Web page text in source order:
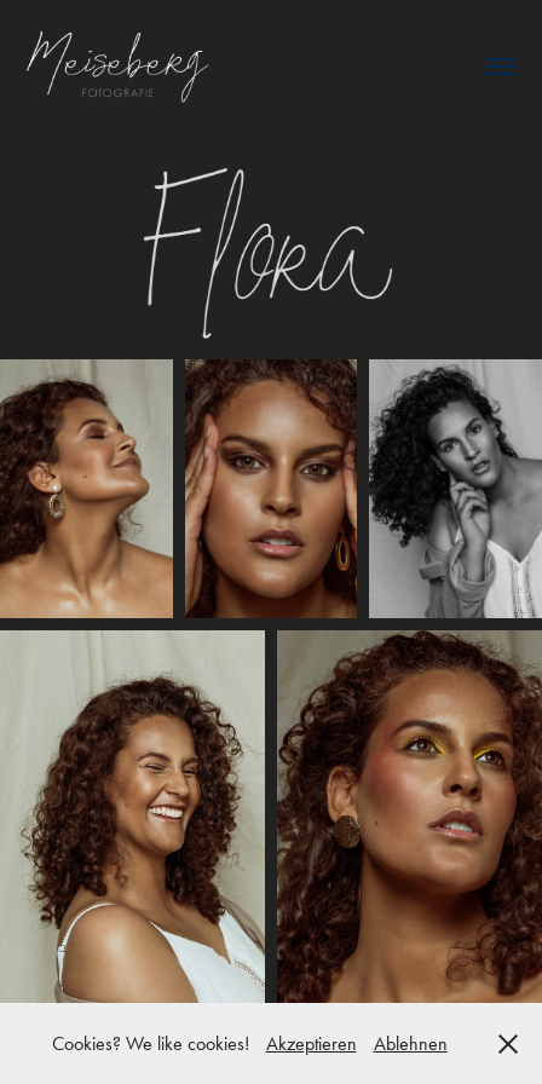
Cookies? We like cookies! Akzeptieren Ablehnen